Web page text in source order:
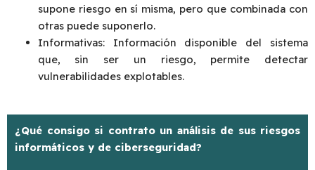
supone riesgo en sí misma, pero que combinada con
otras puede suponerlo.
Informativas: Información disponible del sistema
que, sin ser un riesgo, permite detectar
vulnerabilidades explotables.
¿Qué consigo si contrato un análisis de sus riesgos
informáticos y de ciberseguridad?